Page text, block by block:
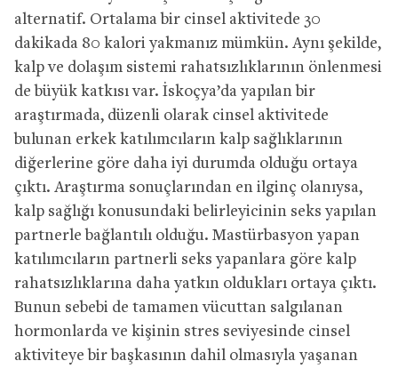
alternatif. Ortalama bir cinsel aktivitede 30
dakikada 80 kalori yakmanız mümkün. Aynı şekilde,
kalp ve dolaşım sistemi rahatsızlıklarının önlenmesi
de büyük katkısı var. İskoçya’da yapılan bir
araştırmada, düzenli olarak cinsel aktivitede
bulunan erkek katılımcıların kalp sağlıklarının
diğerlerine göre daha iyi durumda olduğu ortaya
çıktı. Araştırma sonuçlarından en ilginç olanıysa,
kalp sağlığı konusundaki belirleyicinin seks yapılan
partnerle bağlantılı olduğu. Mastürbasyon yapan
katılımcıların partnerli seks yapanlara göre kalp
rahatsızlıklarına daha yatkın oldukları ortaya çıktı.
Bunun sebebi de tamamen vücuttan salgılanan
hormonlarda ve kişinin stres seviyesinde cinsel
aktiviteye bir başkasının dahil olmasıyla yaşanan